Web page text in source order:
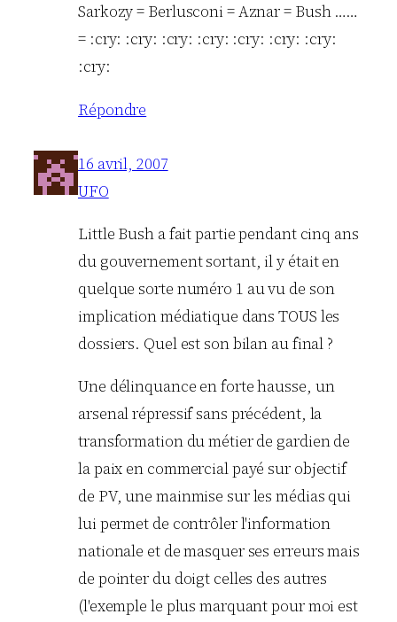
Sarkozy = Berlusconi = Aznar = Bush ……
= :cry: :cry: :cry: :cry: :cry: :cry: :cry:
:cry:
Répondre
16 avril, 2007
UFO
Little Bush a fait partie pendant cinq ans
du gouvernement sortant, il y était en
quelque sorte numéro 1 au vu de son
implication médiatique dans TOUS les
dossiers. Quel est son bilan au final ?
Une délinquance en forte hausse, un
arsenal répressif sans précédent, la
transformation du métier de gardien de
la paix en commercial payé sur objectif
de PV, une mainmise sur les médias qui
lui permet de contrôler l'information
nationale et de masquer ses erreurs mais
de pointer du doigt celles des autres
(l'exemple le plus marquant pour moi est